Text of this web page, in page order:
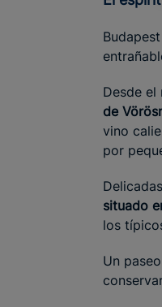
Desde el
de
vino
por
situado
los
Un